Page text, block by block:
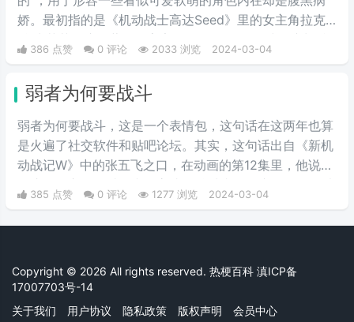
娇。最初指的是《机动战士高达Seed》里的女主角拉克
丝·克莱茵。这位著名的宇宙歌姬，PLANT星球前议长希
格尔之女有着可爱的外表和成熟的政治手腕。后来从她这
着粉色头发的美少女在可爱的外表下都隐藏着腹黑的本
质。
386 点赞 0 评论 2033 浏览 2024-03-04
弱者为何要战斗
弱者为何要战斗，这是一个表情包，这句话在这两年也算
是火遍了社交软件和贴吧论坛。其实，这句话出自《新机
动战记W》中的张五飞之口，在动画的第12集里，他说出
了这句名言。不过国内的高达粉丝对张五飞这个角色可以
说是感情复杂，作为少有的国人角色，他虽然嫉恶如仇，
却时常因为性格偏执而犯二，实在是让人又爱又恨。
385 点赞 0 评论 1277 浏览 2024-03-04
Copyright © 2026 All rights reserved. 热梗百科 滇ICP备
17007703号-14
关于我们
用户协议 隐私政策 版权声明 会员中心